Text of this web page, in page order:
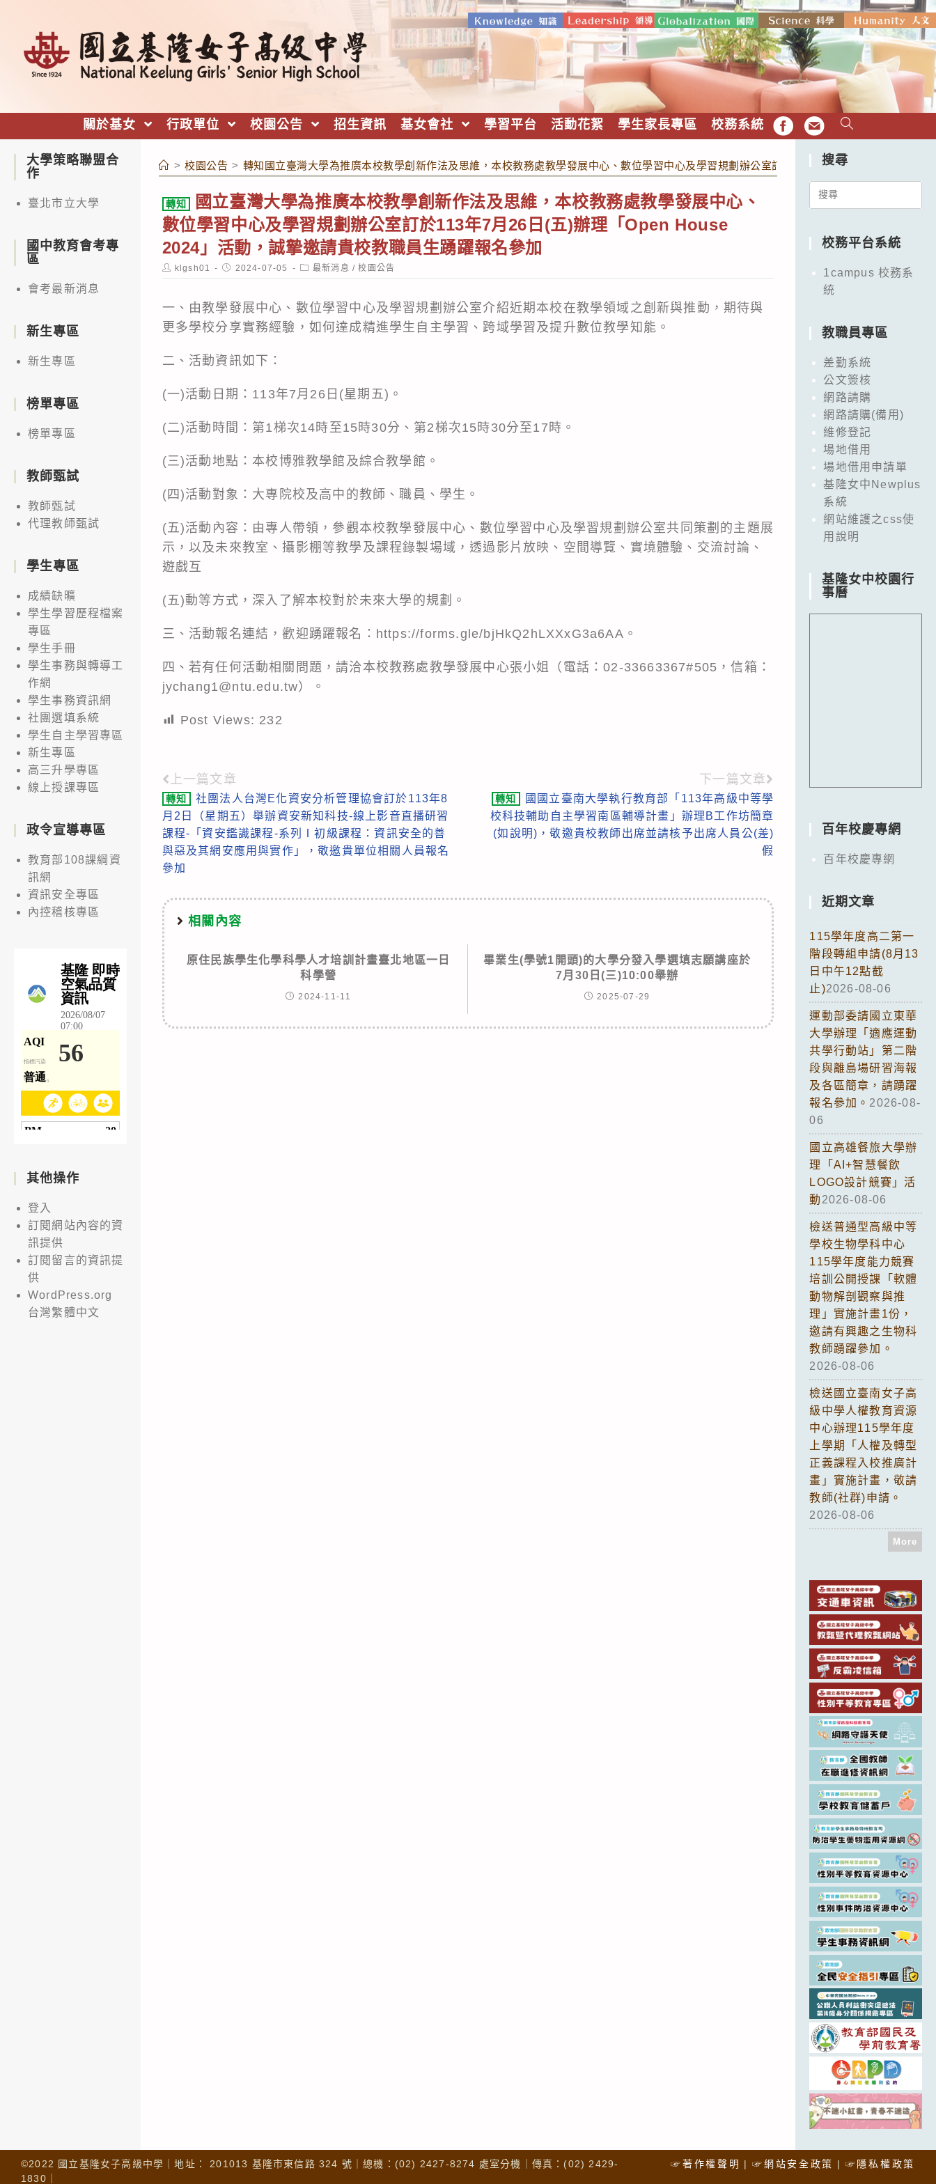
關於基女 行政單位 校園公告 招生資訊 基女會社 學習平台 活動花絮 學生家長專區 校務系統 FB EMAIL
> 校園公告 > 轉知國立臺灣大學為推廣本校教學創新作法及思維，本校教務處教學發展中心、數位學習中心及學習規劃辦公室訂於113年7月26日(五)辦理「
轉知
國立臺灣大學為推廣本校教學創新作法及思維，本校教務處教學發展中心、
數位學習中心及學習規劃辦公室訂於113年7月26日(五)辦理「Open House
2024」活動，誠摯邀請貴校教職員生踴躍報名參加
Post
author:
klgsh01
Post
published:
2024-07-05
Post
category:
最新消息 / 校園公告
一、由教學發展中心、數位學習中心及學習規劃辦公室介紹近期本校在教學領域之創新與推動，期待與
更多學校分享實務經驗，如何達成精進學生自主學習、跨域學習及提升數位教學知能。
二、活動資訊如下：
(一)活動日期：113年7月26日(星期五)。
(二)活動時間：第1梯次14時至15時30分、第2梯次15時30分至17時。
(三)活動地點：本校博雅教學館及綜合教學館。
(四)活動對象：大專院校及高中的教師、職員、學生。
(五)活動內容：由專人帶領，參觀本校教學發展中心、數位學習中心及學習規劃辦公室共同策劃的主題展
示，以及未來教室、攝影棚等教學及課程錄製場域，透過影片放映、空間導覽、實境體驗、交流討論、
遊戲互
(五)動等方式，深入了解本校對於未來大學的規劃。
三、活動報名連結，歡迎踴躍報名： https://forms.gle/bjHkQ2hLXXxG3a6AA 。
四、若有任何活動相關問題，請洽本校教務處教學發展中心張小姐（電話：02-33663367#505，信箱：
jychang1@ntu.edu.tw）。
Post Views: 232
Read
more
articles
上一篇文章
轉知
社團法人台灣E化資安分析管理協會訂於113年8
月2日（星期五）舉辦資安新知科技-線上影音直播研習
課程-「資安鑑識課程-系列Ⅰ初級課程：資訊安全的善
與惡及其網安應用與實作」，敬邀貴單位相關人員報名
參加
下一篇文章
轉知
國國立臺南大學執行教育部「113年高級中等學
校科技輔助自主學習南區輔導計畫」辦理B工作坊簡章
(如說明)，敬邀貴校教師出席並請核予出席人員公(差)
假
相關內容
原住民族學生化學科學人才培訓計畫臺北地區一日
科學營
2024-11-11
畢業生(學號1開頭)的大學分發入學選填志願講座於
7月30日(三)10:00舉辦
2025-07-29
大學策略聯盟合
作
臺北市立大學
國中教育會考專
區
會考最新消息
新生專區
新生專區
榜單專區
榜單專區
教師甄試
教師甄試
代理教師甄試
學生專區
成績缺曠
學生學習歷程檔案
專區
學生手冊
學生事務與轉導工
作網
學生事務資訊網
社團選填系統
學生自主學習專區
新生專區
高三升學專區
線上授課專區
政令宣導專區
教育部108課綱資
訊網
資訊安全專區
內控稽核專區
其他操作
登入
訂閱網站內容的資
訊提供
訂閱留言的資訊提
供
WordPress.org
台灣繁體中文
搜尋
Search
校務平台系統
1campus 校務系
統
教職員專區
差勤系統
公文簽核
網路請購
網路請購(備用)
維修登記
場地借用
場地借用申請單
基隆女中Newplus
系統
網站維護之css使
用說明
基隆女中校園行
事曆
百年校慶專網
百年校慶專網
近期文章
115學年度高二第一
階段轉組申請(8月13
日中午12點截
止)2026-08-06
運動部委請國立東華
大學辦理「適應運動
共學行動站」第二階
段與離島場研習海報
及各區簡章，請踴躍
報名參加。 2026-08-
06
國立高雄餐旅大學辦
理「AI+智慧餐飲
LOGO設計競賽」活
動 2026-08-06
檢送普通型高級中等
學校生物學科中心
115學年度能力競賽
培訓公開授課「軟體
動物解剖觀察與推
理」實施計畫1份，
邀請有興趣之生物科
教師踴躍參加。
2026-08-06
檢送國立臺南女子高
級中學人權教育資源
中心辦理115學年度
上學期「人權及轉型
正義課程入校推廣計
畫」實施計畫，敬請
教師(社群)申請。
2026-08-06
More
☞著作權聲明 ☞網站安全政策 ☞隱私權政策
©2022 國立基隆女子高級中學｜地址： 201013 基隆市東信路 324 號｜總機：(02) 2427-8274 處室分機｜傳真：(02) 2429-
1830｜